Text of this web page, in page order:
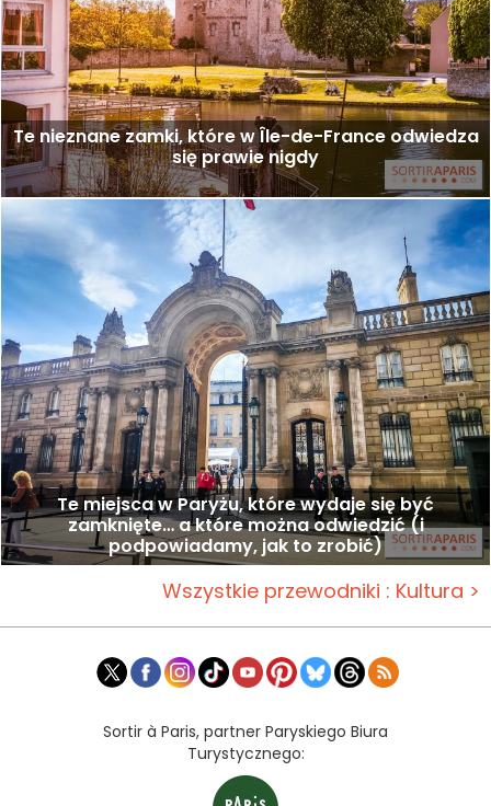
Te nieznane zamki, które w Île-de-France odwiedza
się prawie nigdy
Te miejsca w Paryżu, które wydaje się być
zamknięte… a które można odwiedzić (i
podpowiadamy, jak to zrobić)
Wszystkie przewodniki : Kultura >
Sortir à Paris, partner Paryskiego Biura
Turystycznego: